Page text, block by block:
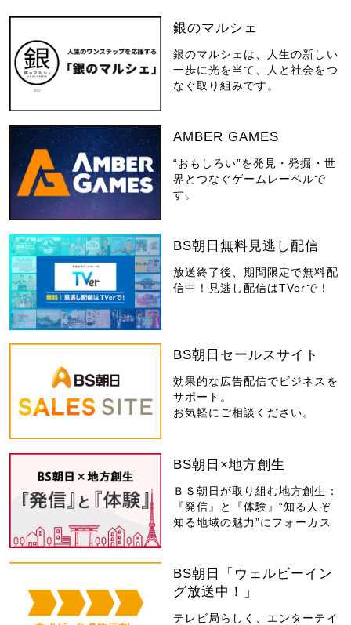
銀のマルシェ
銀のマルシェは、人生の新しい
一歩に光を当て、人と社会をつ
なぐ取り組みです。
AMBER GAMES
“おもしろい”を発見・発掘・世
界とつなぐゲームレーベルで
す。
BS朝日無料見逃し配信
放送終了後、期間限定で無料配
信中！見逃し配信はTVerで！
BS朝日セールスサイト
効果的な広告配信でビジネスを
サポート。
お気軽にご相談ください。
BS朝日×地方創生
ＢＳ朝日が取り組む地方創生：
『発信』と『体験』“知る人ぞ
知る地域の魅力”にフォーカス
BS朝日「ウェルビーイン
グ放送中！」
テレビ局らしく、エンターテイ